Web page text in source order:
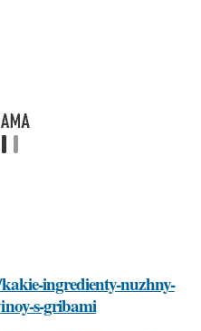
ingredienty-nuzhny-
s-gribami